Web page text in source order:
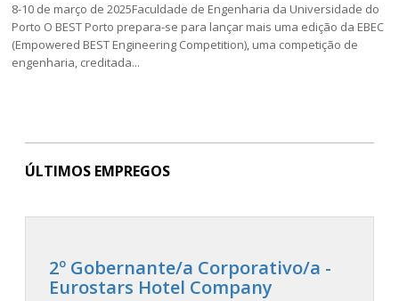
8-10 de março de 2025Faculdade de Engenharia da Universidade do
Porto O BEST Porto prepara-se para lançar mais uma edição da EBEC
(Empowered BEST Engineering Competition), uma competição de
engenharia, creditada...
ÚLTIMOS EMPREGOS
2º Gobernante/a Corporativo/a -
Eurostars Hotel Company